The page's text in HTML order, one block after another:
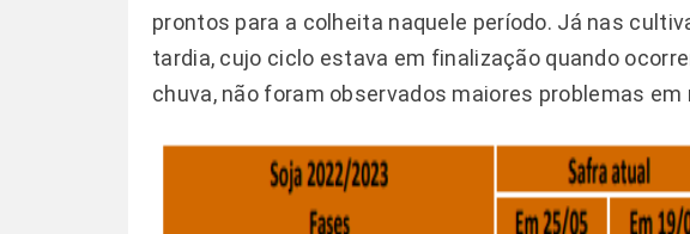
prontos para a colheita naquele período. Já nas
tardia, cujo ciclo estava em finalização quando
chuva, não foram observados maiores problemas em